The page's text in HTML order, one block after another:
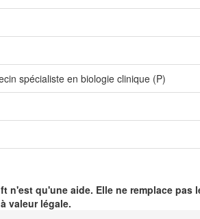
spécialiste en biologie clinique (P)
n'est qu'une aide. Elle ne remplace pas
valeur légale.